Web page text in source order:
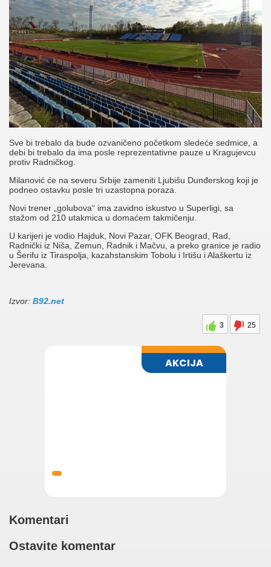
Sve bi trebalo da bude ozvaničeno početkom sledeće sedmice, a
debi bi trebalo da ima posle reprezentativne pauze u Kragujevcu
protiv Radničkog.
Milanović će na severu Srbije zameniti Ljubišu Dunđerskog koji je
podneo ostavku posle tri uzastopna poraza.
Novi trener „golubova“ ima zavidno iskustvo u Superligi, sa
stažom od 210 utakmica u domaćem takmičenju.
U karijeri je vodio Hajduk, Novi Pazar, OFK Beograd, Rad,
Radnički iz Niša, Zemun, Radnik i Mačvu, a preko granice je radio
u Šerifu iz Tiraspolja, kazahstanskim Tobolu i Irtišu i Alaškertu iz
Jerevana.
Izvor: B92.net
3 25
Komentari
Ostavite komentar